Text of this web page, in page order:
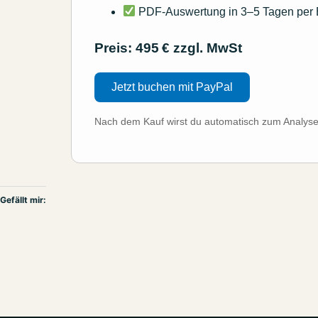
PDF-Auswertung in 3–5 Tagen per
Preis: 495 € zzgl. MwSt
Jetzt buchen mit PayPal
Nach dem Kauf wirst du automatisch zum
Gefällt mir: